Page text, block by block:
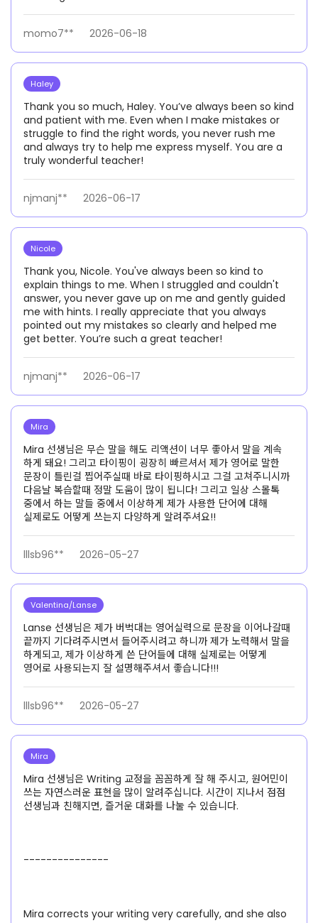
momo7** 2026-06-18
Haley
Thank you so much, Haley. You’ve always been so kind
and patient with me. Even when I make mistakes or
struggle to find the right words, you never rush me
and always try to help me express myself. You are a
truly wonderful teacher!
njmanj** 2026-06-17
Nicole
Thank you, Nicole. You've always been so kind to
explain things to me. When I struggled and couldn't
answer, you never gave up on me and gently guided
me with hints. I really appreciate that you always
pointed out my mistakes so clearly and helped me
get better. You’re such a great teacher!
njmanj** 2026-06-17
Mira
Mira 선생님은 무슨 말을 해도 리액션이 너무 좋아서 말을 계속
하게 돼요! 그리고 타이핑이 굉장히 빠르셔서 제가 영어로 말한
문장이 틀린걸 찝어주실때 바로 타이핑하시고 그걸 고쳐주니시까
다음날 복습할때 정말 도움이 많이 됩니다! 그리고 일상 스몰톡
중에서 하는 말들 중에서 이상하게 제가 사용한 단어에 대해
실제로도 어떻게 쓰는지 다양하게 알려주셔요!!
lllsb96** 2026-05-27
Valentina/Lanse
Lanse 선생님은 제가 버벅대는 영어실력으로 문장을 이어나갈때
끝까지 기다려주시면서 들어주시려고 하니까 제가 노력해서 말을
하게되고, 제가 이상하게 쓴 단어들에 대해 실제로는 어떻게
영어로 사용되는지 잘 설명해주셔서 좋습니다!!!
lllsb96** 2026-05-27
Mira
Mira 선생님은 Writing 교정을 꼼꼼하게 잘 해 주시고, 원어민이
쓰는 자연스러운 표현을 많이 알려주십니다. 시간이 지나서 점점
선생님과 친해지면, 즐거운 대화를 나눌 수 있습니다.
---------------
Mira corrects your writing very carefully, and she also